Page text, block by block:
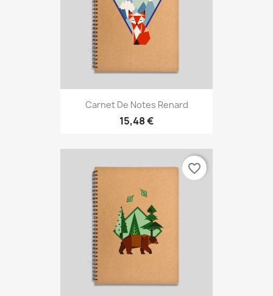
Carnet De Notes Renard
15,48 €
favorite_border